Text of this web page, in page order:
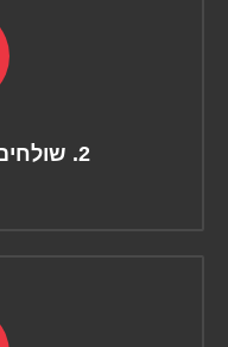
2. שולחים את הקובץ למייל